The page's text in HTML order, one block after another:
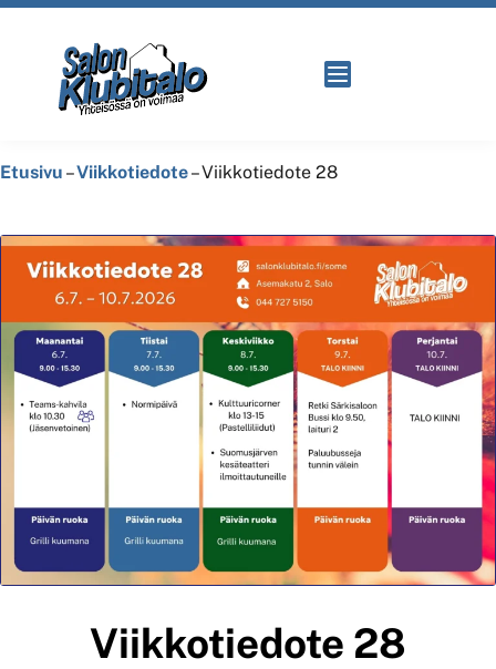
Etusivu –Viikkotiedote–Viikkotiedote 28
Viikkotiedote 28